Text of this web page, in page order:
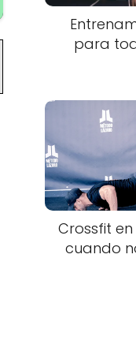
para
Crossfit
cuando